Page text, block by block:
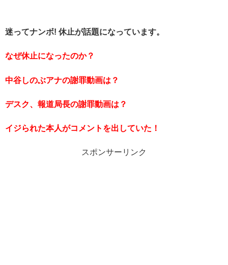
迷ってナンボ! 休止が話題になっています。
なぜ休止になったのか？
中谷しのぶアナの謝罪動画は？
デスク、報道局長の謝罪動画は？
イジられた本人がコメントを出していた！
スポンサーリンク